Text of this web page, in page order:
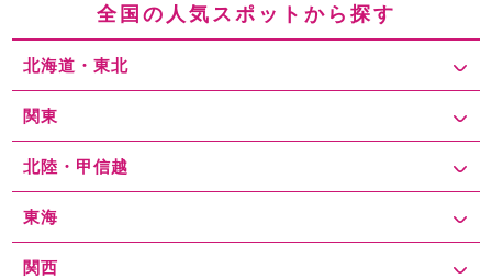
全国の人気スポットから探す
北海道・東北
関東
北陸・甲信越
東海
関西